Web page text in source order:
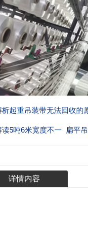
析起重吊装带无法回收的
5吨6米宽度不一 扁平
详情内容